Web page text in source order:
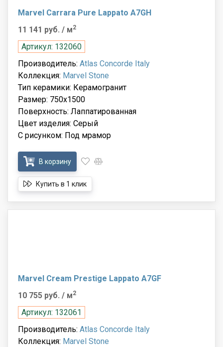
Marvel Carrara Pure Lappato A7GH
11 141 руб. / м2
Артикул: 132060
Производитель: Atlas Concorde Italy
Коллекция: Marvel Stone
Тип керамики: Керамогранит
Размер: 750x1500
Поверхность: Лаппатированная
Цвет изделия: Серый
С рисунком: Под мрамор
В корзину
Купить в 1 клик
Marvel Cream Prestige Lappato A7GF
10 755 руб. / м2
Артикул: 132061
Производитель: Atlas Concorde Italy
Коллекция: Marvel Stone